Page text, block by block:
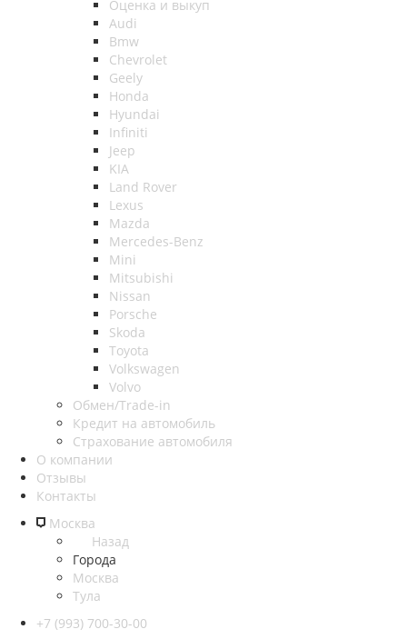
Оценка и выкуп
Audi
Bmw
Chevrolet
Geely
Honda
Hyundai
Infiniti
Jeep
KIA
Land Rover
Lexus
Mazda
Mercedes-Benz
Mini
Mitsubishi
Nissan
Porsche
Skoda
Toyota
Volkswagen
Volvo
Обмен/Trade-in
Кредит на автомобиль
Страхование автомобиля
О компании
Отзывы
Контакты
Москва
Назад
Города
Москва
Тула
+7 (993) 700-30-00